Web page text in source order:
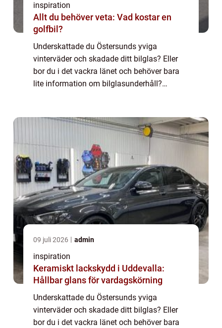
inspiration
Allt du behöver veta: Vad kostar en
golfbil?
Underskattade du Östersunds yviga
vinterväder och skadade ditt bilglas? Eller
bor du i det vackra länet och behöver bara
lite information om bilglasunderhåll?
i...
09 juli 2026 admin
inspiration
Keramiskt lackskydd i Uddevalla:
Hållbar glans för vardagskörning
Underskattade du Östersunds yviga
vinterväder och skadade ditt bilglas? Eller
bor du i det vackra länet och behöver bara